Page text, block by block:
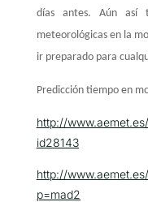
días antes. Aún así
meteorológicas en la
ir preparado para
Predicción tiempo en
http://
id28143
http://
p=mad2